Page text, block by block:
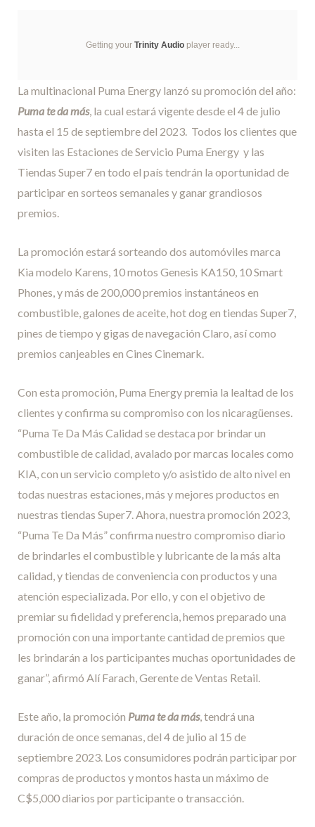
Getting your Trinity Audio player ready...
La multinacional Puma Energy lanzó su promoción del año:
Puma te da más, la cual estará vigente desde el 4 de julio
hasta el 15 de septiembre del 2023. Todos los clientes que
visiten las Estaciones de Servicio Puma Energy y las
Tiendas Super7 en todo el país tendrán la oportunidad de
participar en sorteos semanales y ganar grandiosos
premios.
La promoción estará sorteando dos automóviles marca
Kia modelo Karens, 10 motos Genesis KA150, 10 Smart
Phones, y más de 200,000 premios instantáneos en
combustible, galones de aceite, hot dog en tiendas Super7,
pines de tiempo y gigas de navegación Claro, así como
premios canjeables en Cines Cinemark.
Con esta promoción, Puma Energy premia la lealtad de los
clientes y confirma su compromiso con los nicaragüenses.
“Puma Te Da Más Calidad se destaca por brindar un
combustible de calidad, avalado por marcas locales como
KIA, con un servicio completo y/o asistido de alto nivel en
todas nuestras estaciones, más y mejores productos en
nuestras tiendas Super7. Ahora, nuestra promoción 2023,
“Puma Te Da Más” confirma nuestro compromiso diario
de brindarles el combustible y lubricante de la más alta
calidad, y tiendas de conveniencia con productos y una
atención especializada. Por ello, y con el objetivo de
premiar su fidelidad y preferencia, hemos preparado una
promoción con una importante cantidad de premios que
les brindarán a los participantes muchas oportunidades de
ganar”, afirmó Alí Farach, Gerente de Ventas Retail.
Este año, la promoción Puma te da más, tendrá una
duración de once semanas, del 4 de julio al 15 de
septiembre 2023. Los consumidores podrán participar por
compras de productos y montos hasta un máximo de
C$5,000 diarios por participante o transacción.